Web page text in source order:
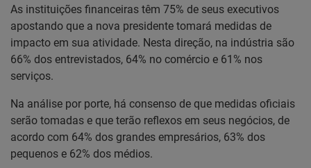
As instituições financeiras têm 75% de seus executivos
apostando que a nova presidente tomará medidas de
impacto em sua atividade. Nesta direção, na indústria são
66% dos entrevistados, 64% no comércio e 61% nos
serviços.
Na análise por porte, há consenso de que medidas oficiais
serão tomadas e que terão reflexos em seus negócios, de
acordo com 64% dos grandes empresários, 63% dos
pequenos e 62% dos médios.